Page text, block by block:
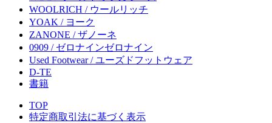
WOOLRICH / ウールリッチ
YOAK / ヨーク
ZANONE / ザノーネ
0909 / ゼロナインゼロナイン
Used Footwear / ユーズドフットウェア
D-TE
書籍
TOP
特定商取引法に基づく表示